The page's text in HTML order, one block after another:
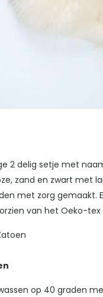
2 delig setje met
zand en zwart met
met zorg gemaakt.
van het Oeko-
op 40 graden